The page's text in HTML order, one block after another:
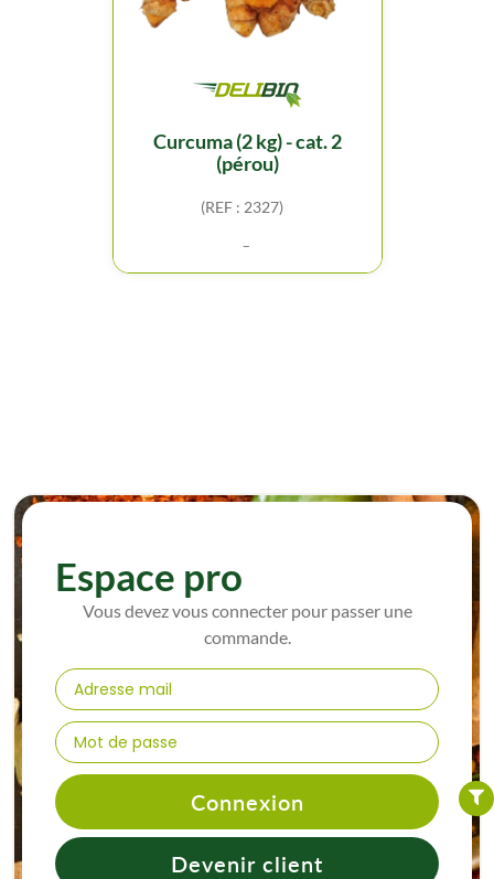
curcuma (2 kg) - cat. 2
(pérou)
(REF : 2327)
-
Espace pro
Vous devez vous connecter pour passer une
commande.
Connexion
Devenir client
FILTER